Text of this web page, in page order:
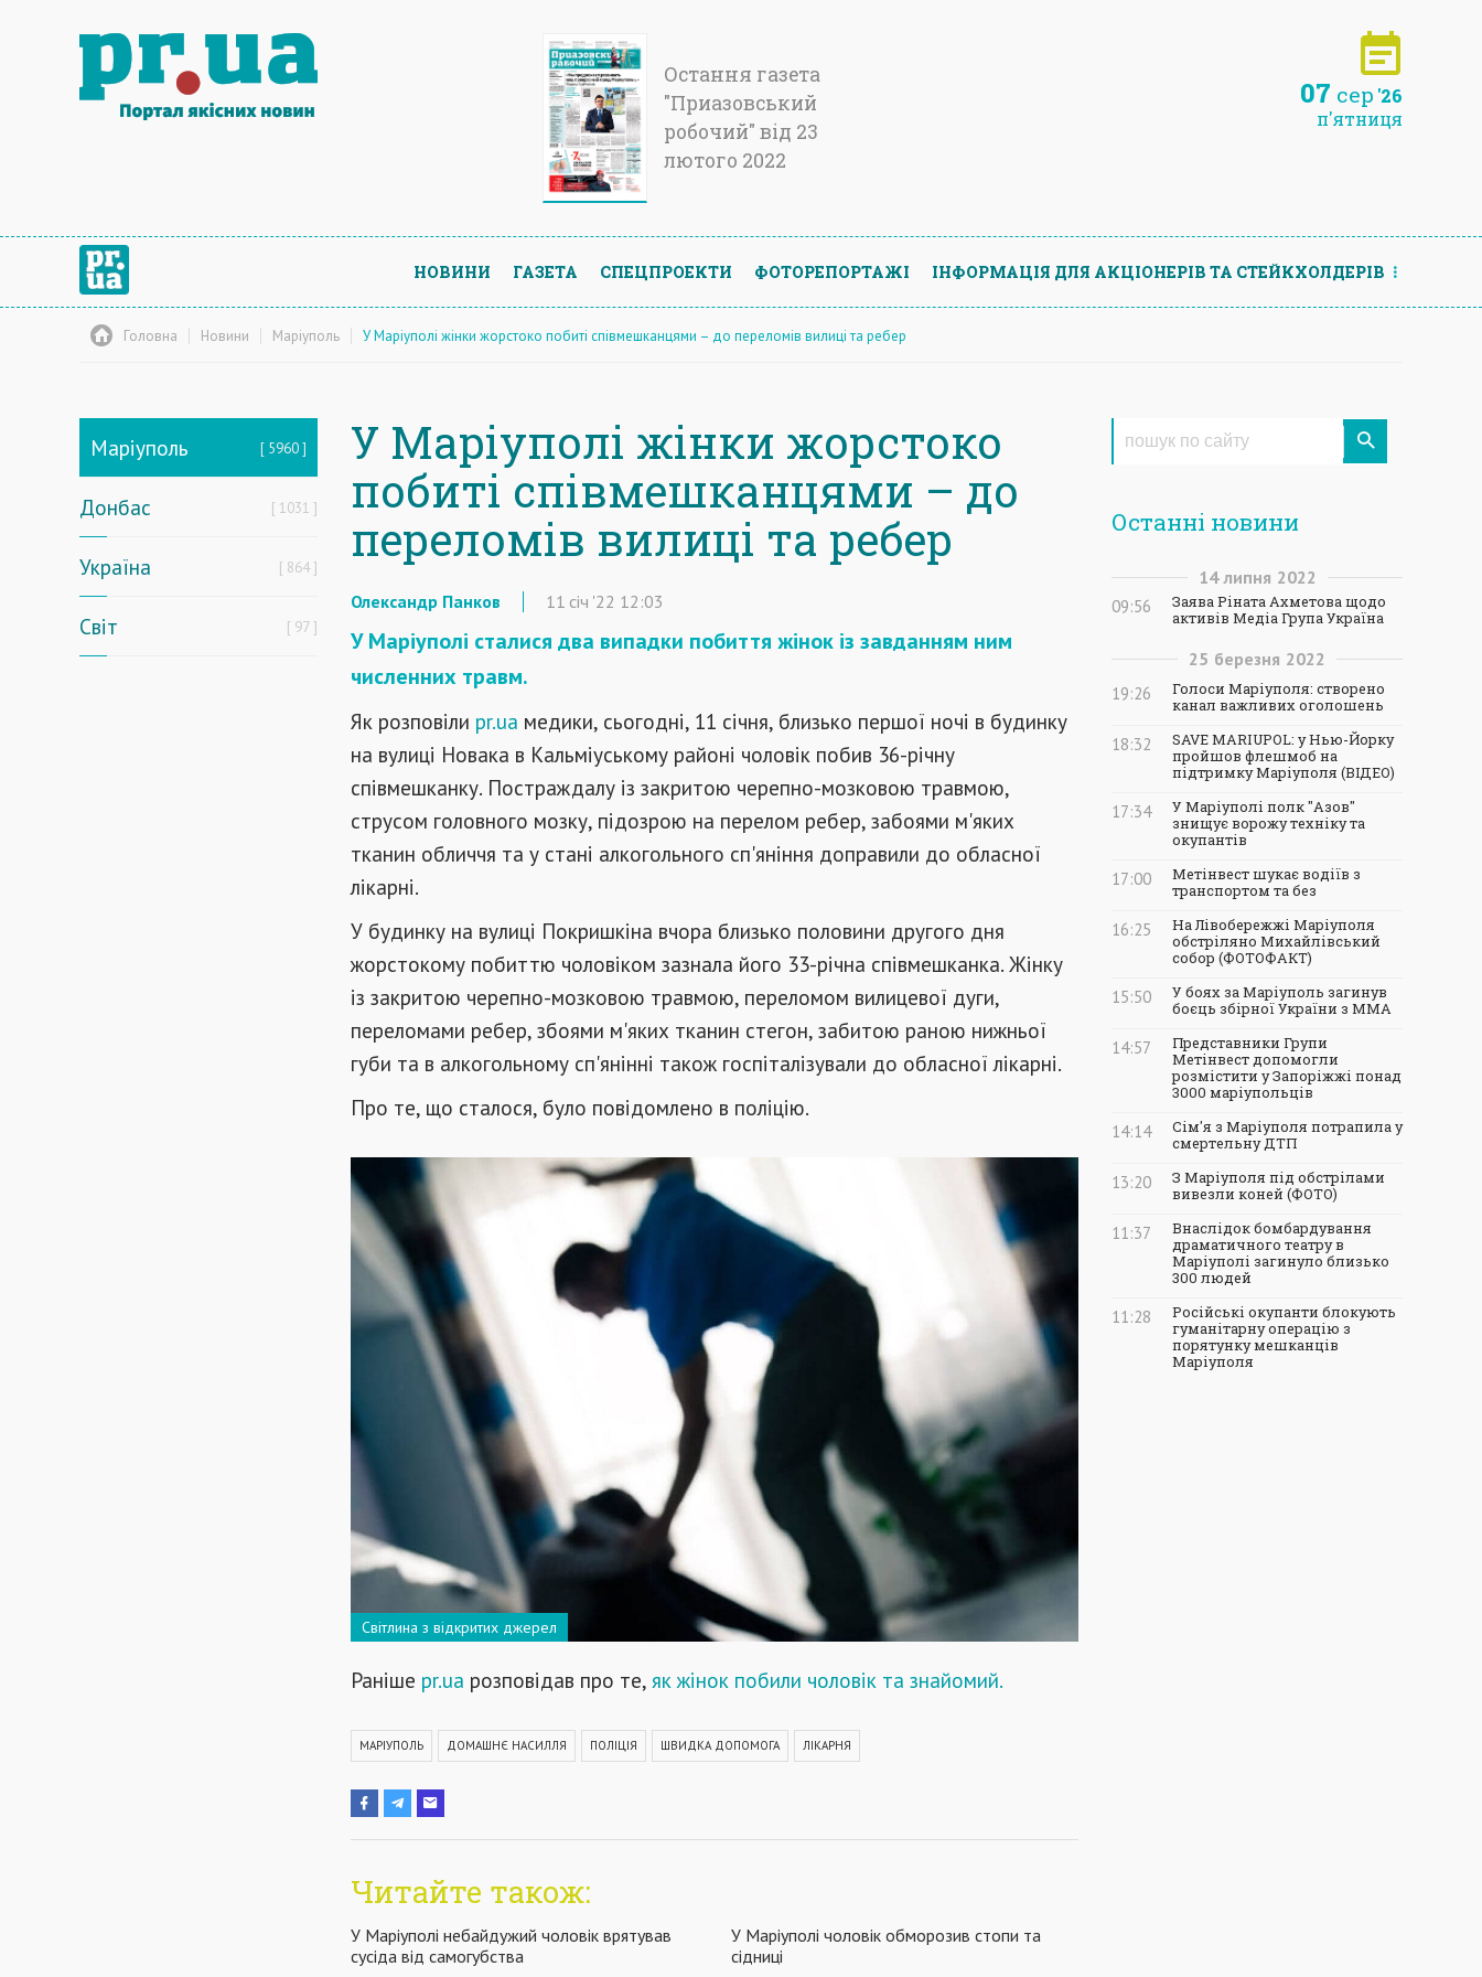
Остання газета
"Приазовський
робочий" від 23
лютого 2022
07 сер '26
п'ятниця
НОВИНИ ГАЗЕТА СПЕЦПРОЕКТИ ФОТОРЕПОРТАЖІ ІНФОРМАЦIЯ ДЛЯ АКЦIОНЕРIВ ТА СТЕЙКХОЛДЕРIВ
Головна Новини Маріуполь У Маріуполі жінки жорстоко побиті співмешканцями – до переломів вилиці та ребер
Маріуполь 5960
Донбас 1031
Україна 864
Світ 97
У Маріуполі жінки жорстоко
побиті співмешканцями – до
переломів вилиці та ребер
Олександр Панков 11 січ '22 12:03
У Маріуполі сталися два випадки побиття жінок із завданням ним
численних травм.
Як розповіли pr.ua медики, сьогодні, 11 січня, близько першої ночі в будинку
на вулиці Новака в Кальміуському районі чоловік побив 36-річну
співмешканку. Постраждалу із закритою черепно-мозковою травмою,
струсом головного мозку, підозрою на перелом ребер, забоями м'яких
тканин обличчя та у стані алкогольного сп'яніння доправили до обласної
лікарні.
У будинку на вулиці Покришкіна вчора близько половини другого дня
жорстокому побиттю чоловіком зазнала його 33-річна співмешканка. Жінку
із закритою черепно-мозковою травмою, переломом вилицевої дуги,
переломами ребер, збоями м'яких тканин стегон, забитою раною нижньої
губи та в алкогольному сп'янінні також госпіталізували до обласної лікарні.
Про те, що сталося, було повідомлено в поліцію.
Світлина з відкритих джерел
Раніше pr.ua розповідав про те, як жінок побили чоловік та знайомий.
МАРІУПОЛЬ ДОМАШНЄ НАСИЛЛЯ ПОЛІЦІЯ ШВИДКА ДОПОМОГА ЛІКАРНЯ
Читайте також:
У Маріуполі небайдужий чоловік врятував
сусіда від самогубства
У Маріуполі чоловік обморозив стопи та
сідниці
Останні новини
14 липня 2022
09:56
Заява Ріната Ахметова щодо
активів Медіа Група Україна
25 березня 2022
19:26
Голоси Маріуполя: створено
канал важливих оголошень
18:32
SAVE MARIUPOL: у Нью-Йорку
пройшов флешмоб на
підтримку Маріуполя (ВІДЕО)
17:34
У Маріуполі полк "Азов"
знищує ворожу техніку та
окупантів
17:00
Метінвест шукає водіїв з
транспортом та без
16:25
На Лівобережжі Маріуполя
обстріляно Михайлівський
собор (ФОТОФАКТ)
15:50
У боях за Маріуполь загинув
боєць збірної України з ММА
14:57
Представники Групи
Метінвест допомогли
розмістити у Запоріжжі понад
3000 маріупольців
14:14
Сім'я з Маріуполя потрапила у
смертельну ДТП
13:20
З Маріуполя під обстрілами
вивезли коней (ФОТО)
11:37
Внаслідок бомбардування
драматичного театру в
Маріуполі загинуло близько
300 людей
11:28
Російські окупанти блокують
гуманітарну операцію з
порятунку мешканців
Маріуполя